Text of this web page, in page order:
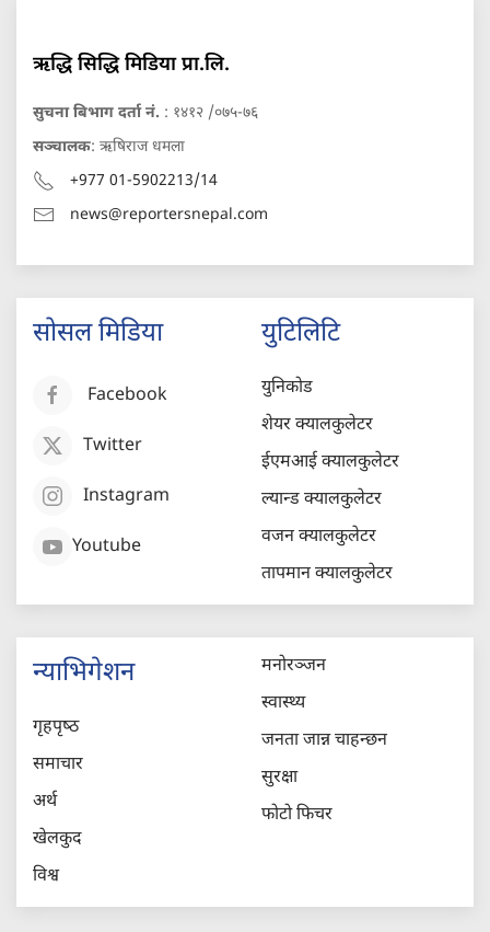
ऋद्धि सिद्धि मिडिया प्रा.लि.
सुचना बिभाग दर्ता नं. : १४१२ /०७५-७६
सञ्चालक: ऋषिराज धमला
+977 01-5902213/14
news@reportersnepal.com
सोसल मिडिया
Facebook
Twitter
Instagram
Youtube
युटिलिटि
युनिकोड
शेयर क्यालकुलेटर
ईएमआई क्यालकुलेटर
ल्यान्ड क्यालकुलेटर
वजन क्यालकुलेटर
तापमान क्यालकुलेटर
न्याभिगेशन
गृहपृष्‍ठ
समाचार
अर्थ
खेलकुद
विश्व
मनोरञ्जन
स्वास्थ्य
जनता जान्न चाहन्छन
सुरक्षा
फोटो फिचर